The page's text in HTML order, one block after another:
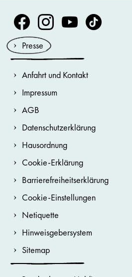
Volksoper Facebook
Volksoper Instagram
Volksoper Youtube
Volksoper TikTok
Presse
Anfahrt und Kontakt
Impressum
AGB
Datenschutzerklärung
Hausordnung
Cookie-Erklärung
Barrierefreiheitserklärung
Cookie-Einstellungen
Netiquette
Hinweisgebersystem
Sitemap